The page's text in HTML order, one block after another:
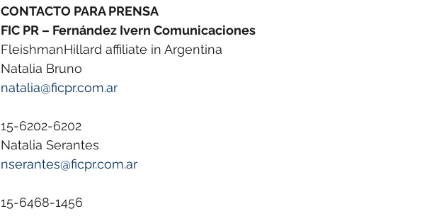
CONTACTO PARA PRENSA
FIC PR – Fernández Ivern Comunicaciones
FleishmanHillard affiliate in Argentina
Natalia Bruno
natalia@ficpr.com.ar
15-6202-6202
Natalia Serantes
nserantes@ficpr.com.ar
15-6468-1456